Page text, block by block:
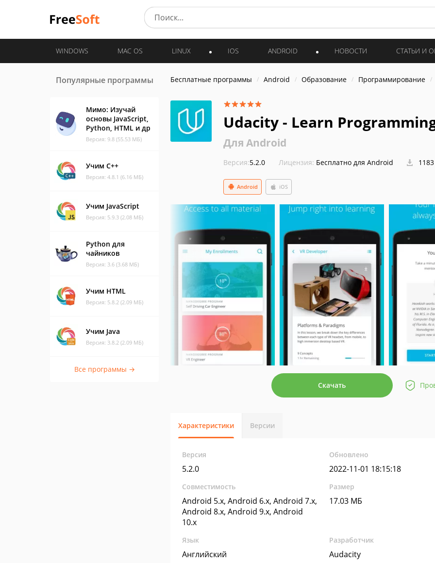
WINDOWS MAC OS LINUX IOS ANDROID НОВОСТИ СТАТЬИ И
Популярные программы
Мимо: Изучай
основы JavaScript,
Python, HTML и др
Версия: 9.8 (55.53 МБ)
Учим C++
Версия: 4.8.1 (6.16 МБ)
Учим JavaScript
Версия: 5.9.3 (2.08 МБ)
Python для
чайников
Версия: 3.6 (3.68 МБ)
Учим HTML
Версия: 5.8.2 (2.09 МБ)
Учим Java
Версия: 3.8.2 (2.09 МБ)
Все программы →
Бесплатные программы Android Образование Программирование
Udacity - Learn
Для Android
Версия:5.2.0 Лицензия: Бесплатно для Android
Android iOS
Скачать
Характеристики Версии
Версия
5.2.0
Обновлено
2022-11-01 18:15:18
Совместимость
Android 5.x, Android 6.x, Android 7.x,
Android 8.x, Android 9.x, Android
10.x
Размер
17.03 МБ
Язык
Английский
Разработчик
Audacity